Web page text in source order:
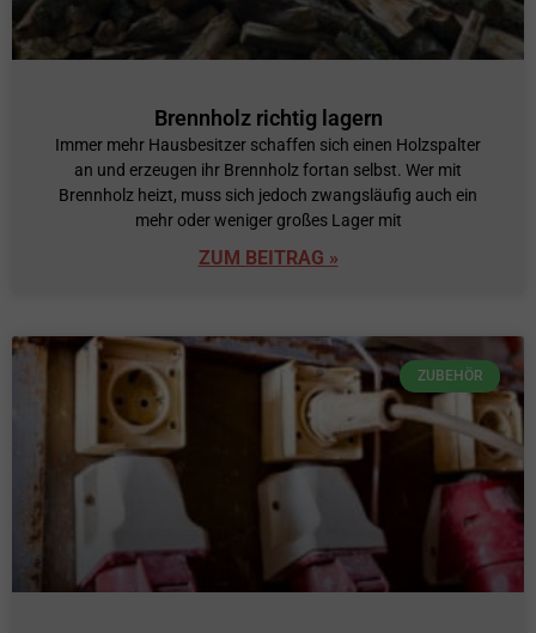
Brennholz richtig lagern
Immer mehr Hausbesitzer schaffen sich einen Holzspalter
an und erzeugen ihr Brennholz fortan selbst. Wer mit
Brennholz heizt, muss sich jedoch zwangsläufig auch ein
mehr oder weniger großes Lager mit
ZUM BEITRAG »
ZUBEHÖR